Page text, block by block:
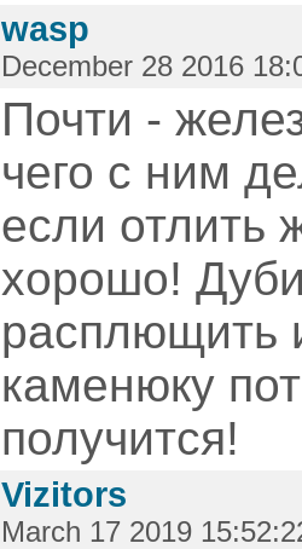
wasp
December 28 2016
Почти -
чего с ним
если отлить
хорошо!
расплющить
каменюку
получится!
Vizitors
March 17 2019